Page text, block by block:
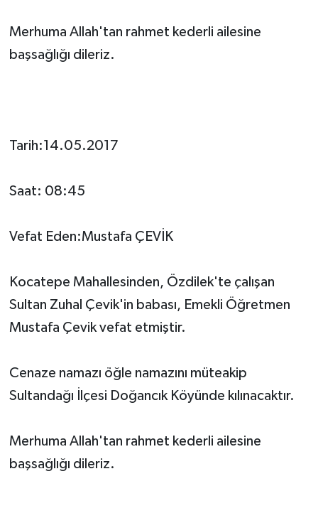
Merhuma Allah'tan rahmet kederli ailesine
başsağlığı dileriz.
Tarih:14.05.2017
Saat: 08:45
Vefat Eden:Mustafa ÇEVİK
Kocatepe Mahallesinden, Özdilek'te çalışan
Sultan Zuhal Çevik'in babası, Emekli Öğretmen
Mustafa Çevik vefat etmiştir.
Cenaze namazı öğle namazını müteakip
Sultandağı İlçesi Doğancık Köyünde kılınacaktır.
Merhuma Allah'tan rahmet kederli ailesine
başsağlığı dileriz.